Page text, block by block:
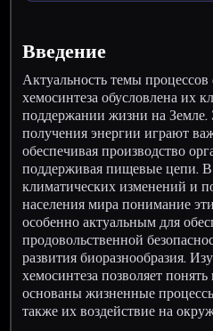
Введение
Актуальность темы процессов
хемосинтеза обусловлена их
поддержании жизни на Земле.
получения энергии играют
обеспечивая производство
поддерживая пищевые цепи.
климатических изменений и
населения мира понимание
особенно актуальным для
продовольственной
развития биоразнообразия.
хемосинтеза позволяет
основаны жизненные
также их воздействие на